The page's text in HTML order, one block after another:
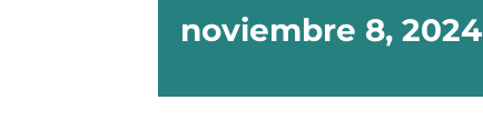
noviembre 8, 2024